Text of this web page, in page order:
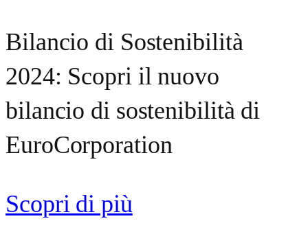
Bilancio di Sostenibilità
2024: Scopri il nuovo
bilancio di sostenibilità di
EuroCorporation
Scopri di più